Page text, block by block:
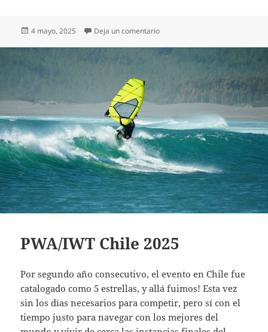
Publicado
4 mayo, 2025 Deja un comentarioon Cierre de temporada en
PWA/IWT Chile 2025
Por segundo año consecutivo, el evento en Chile fue
catalogado como 5 estrellas, y allá fuimos! Esta vez
sin los días necesarios para competir, pero sí con el
tiempo justo para navegar con los mejores del